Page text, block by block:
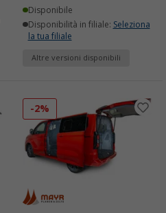
Disponibile
Disponibilità in filiale: Seleziona
la tua filiale
Altre versioni disponibili
-2%